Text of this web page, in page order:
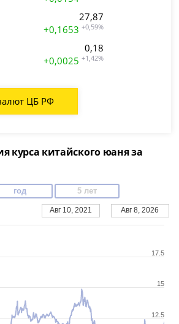
27,87
+0,1653 +0,59%
0,18
+0,0025 +1,42%
ЦБ РФ
курса китайского юаня за
12.5
15
17.5
год 5 лет
Авг 10, 2021 Авг 8, 2026